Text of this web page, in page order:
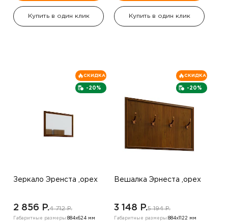
Купить в один клик Купить в один клик
-20%
СКИДКА
Зеркало Эренста ,орех
2 856 P.4 712 P.
Габаритные размеры:884х624 мм
-20%
СКИДКА
Вешалка Эрнеста ,орех
3 148 P.5 194 P.
Габаритные размеры:884х1122 мм